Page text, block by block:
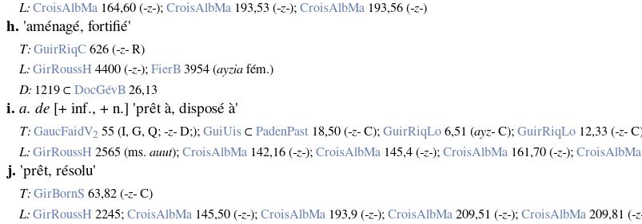
L: CroisAlbMa 164,60 (‑z‑);CroisAlbMa 193,53 (‑z‑);CroisAlbMa 193,56 (‑z‑)
h. 'aménagé, fortifié'
T: GuirRiqC 626 (‑z‑ R)
L: GirRoussH 4400 (‑z‑);FierB 3954 (ayzia fém.)
D: 1219 ⊂DocGévB 26,13
i. a. de [+ inf., + n.] 'prêt à, disposé à'
T: GaucFaidV2 55 (I, G, Q;‑z‑ D;);GuiUis ⊂PadenPast 18,50 (‑z‑ C);GuirRiqLo 6,51 (ayz‑ C);GuirRiqLo 12,33 (‑z‑
L: GirRoussH 2565 (ms.auut);CroisAlbMa 142,16 (‑z‑);CroisAlbMa 145,4 (‑z‑);CroisAlbMa 161,70 (‑z‑);CroisAlbMa
j. 'prêt, résolu'
T: GirBornS 63,82 (‑z‑ C)
L: GirRoussH 2245;CroisAlbMa 145,50 (‑z‑);CroisAlbMa 193,9 (‑z‑);CroisAlbMa 209,51 (‑z‑);CroisAlbMa 209,81 (